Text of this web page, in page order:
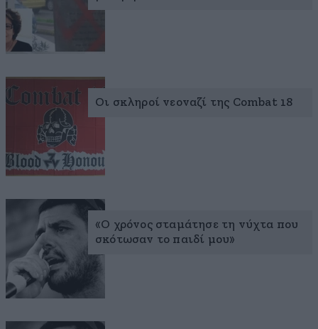
Οι σκληροί νεοναζί της Combat 18
«Ο χρόνος σταμάτησε τη νύχτα που
σκότωσαν το παιδί μου»